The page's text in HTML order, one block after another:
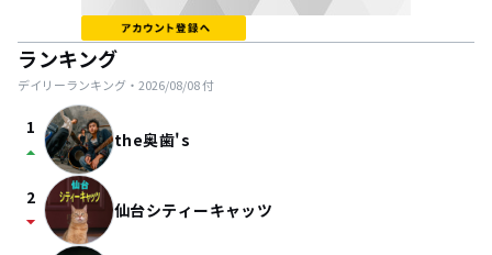
ランキング
デイリーランキング・ 2026/08/08付
1
arrow_drop_up the奥歯's
2
arrow_drop_down 仙台シティーキャッツ